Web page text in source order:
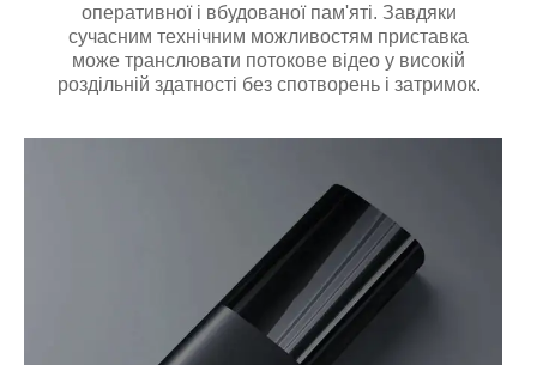
оперативної і вбудованої пам'яті. Завдяки
сучасним технічним можливостям приставка
може транслювати потокове відео у високій
роздільній здатності без спотворень і затримок.